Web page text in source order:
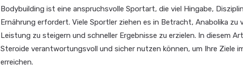
Bodybuilding ist eine anspruchsvolle Sportart, die viel Hingabe,
Ernährung erfordert. Viele Sportler ziehen es in Betracht, Anabolika zu
Leistung zu steigern und schneller Ergebnisse zu erzielen. In diesem
Steroide verantwortungsvoll und sicher nutzen können, um Ihre Ziele
erreichen.